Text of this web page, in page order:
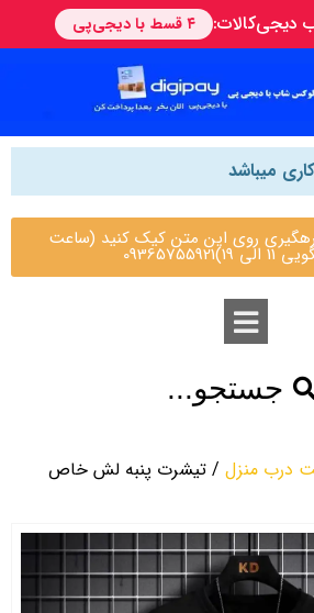
روی این متن کیک کنید (ساعت
جستجو...
درب منزل / تیشرت پنبه لش خاص